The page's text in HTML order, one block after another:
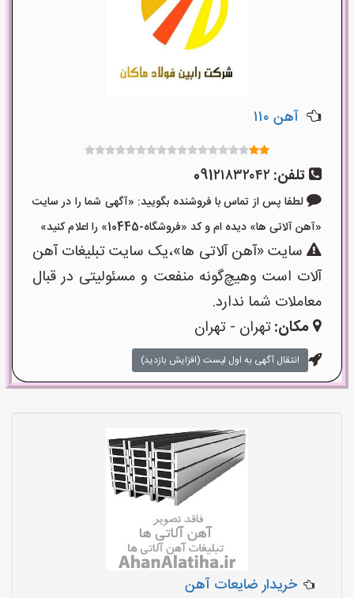
آهن ۱۱۰
تلفن: 091۲۱۸۳۲۰۴۲
لطفا پس از تماس با فروشنده بگویید: «آگهی شما را در سایت
«آهن آلاتی ها» دیده ام و کد «فروشگاه-10445» را اعلام کنید»
سایت «آهن آلاتی ها»،یک سایت تبلیغات آهن
آلات است وهیچ‌گونه منفعت و مسئولیتی در قبال
معاملات شما ندارد.
مکان:تهران - تهران
انتقال آگهی به اول لیست (افزایش بازدید)
خریدار ضایعات آهن